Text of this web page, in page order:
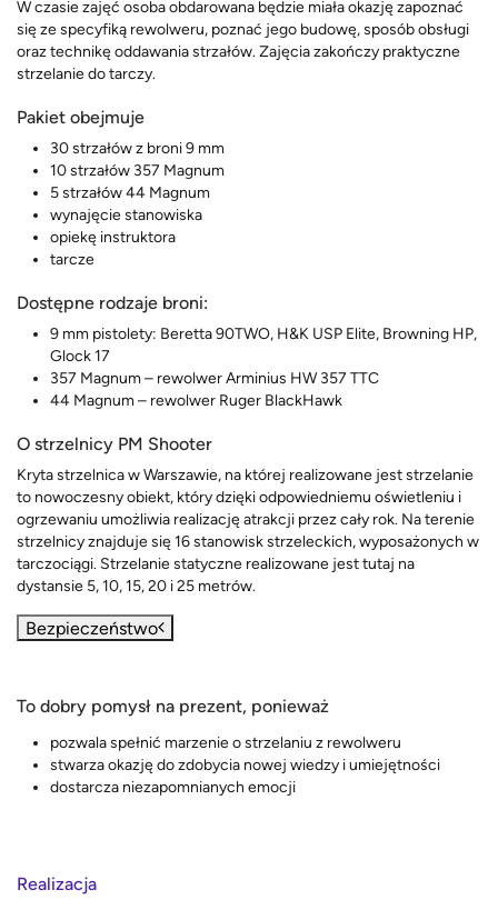
W czasie zajęć osoba obdarowana będzie miała okazję zapoznać
się ze specyfiką rewolweru, poznać jego budowę, sposób obsługi
oraz technikę oddawania strzałów. Zajęcia zakończy praktyczne
strzelanie do tarczy.
Pakiet obejmuje
30 strzałów z broni 9 mm
10 strzałów 357 Magnum
5 strzałów 44 Magnum
wynajęcie stanowiska
opiekę instruktora
tarcze
Dostępne rodzaje broni:
9 mm pistolety: Beretta 90TWO, H&K USP Elite, Browning HP,
Glock 17
357 Magnum – rewolwer Arminius HW 357 TTC
44 Magnum – rewolwer Ruger BlackHawk
O strzelnicy PM Shooter
Kryta strzelnica w Warszawie, na której realizowane jest strzelanie
to nowoczesny obiekt, który dzięki odpowiedniemu oświetleniu i
ogrzewaniu umożliwia realizację atrakcji przez cały rok. Na terenie
strzelnicy znajduje się 16 stanowisk strzeleckich, wyposażonych w
tarczociągi. Strzelanie statyczne realizowane jest tutaj na
dystansie 5, 10, 15, 20 i 25 metrów.
Bezpieczeństwo
To dobry pomysł na prezent, ponieważ
pozwala spełnić marzenie o strzelaniu z rewolweru
stwarza okazję do zdobycia nowej wiedzy i umiejętności
dostarcza niezapomnianych emocji
Realizacja